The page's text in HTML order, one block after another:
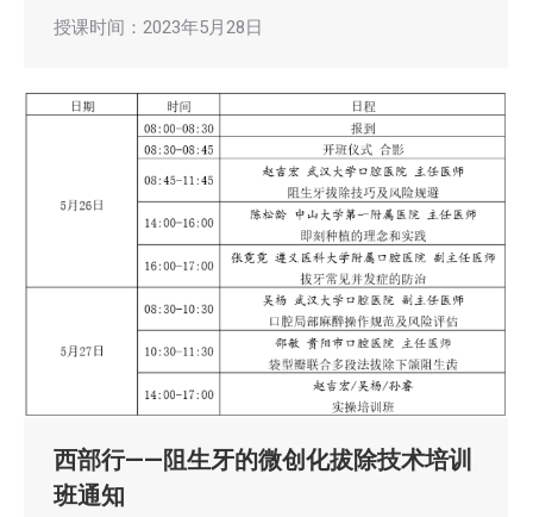
授课时间：2023年5月28日
西部行——阻生牙的微创化拔除技术培训
班通知